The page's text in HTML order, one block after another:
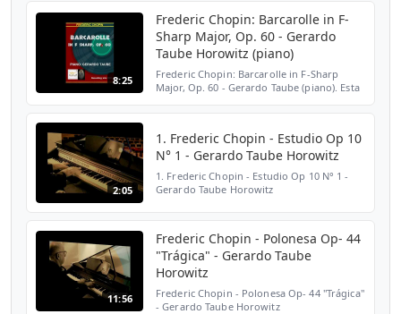
8:25
Frederic Chopin: Barcarolle in F-
Sharp Major, Op. 60 - Gerardo
Taube Horowitz (piano)
Frederic Chopin: Barcarolle in F-Sharp
Major, Op. 60 - Gerardo Taube (piano). Esta
2:05
1. Frederic Chopin - Estudio Op 10
N° 1 - Gerardo Taube Horowitz
1. Frederic Chopin - Estudio Op 10 N° 1 -
Gerardo Taube Horowitz
11:56
Frederic Chopin - Polonesa Op- 44
"Trágica" - Gerardo Taube
Horowitz
Frederic Chopin - Polonesa Op- 44 "Trágica"
- Gerardo Taube Horowitz